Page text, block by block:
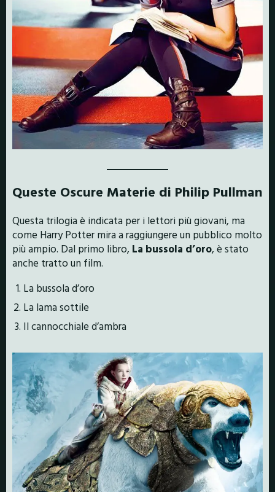
Queste Oscure Materie di Philip Pullman
Questa trilogia è indicata per i lettori più giovani, ma
come Harry Potter mira a raggiungere un pubblico molto
più ampio. Dal primo libro, La bussola d’oro, è stato
anche tratto un film.
La bussola d’oro
La lama sottile
Il cannocchiale d’ambra